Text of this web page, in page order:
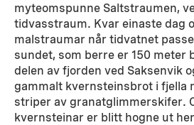
myteomspunne Saltstraumen,
tidvasstraum. Kvar einaste dag
malstraumar når tidvatnet
sundet, som berre er 150 meter
delen av fjorden ved Saksenvik
gammalt kvernsteinsbrot i fjella
striper av granatglimmerskifer.
kvernsteinar er blitt hogne ut